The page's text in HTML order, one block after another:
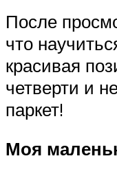
После
что
красивая
четверти и
паркет!
Моя